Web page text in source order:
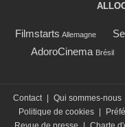
Filmstarts Allemagne
AdoroCinema Brésil
Contact Qui sommes-nous
Politique de cookies